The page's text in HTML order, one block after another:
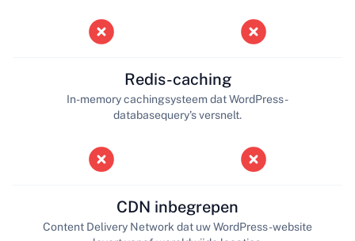
Redis-caching
In-memory cachingsysteem dat WordPress-
databasequery's versnelt.
CDN inbegrepen
Content Delivery Network dat uw WordPress-website